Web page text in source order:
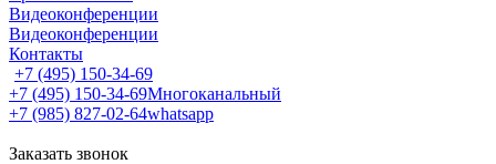
Видеоконференции
Видеоконференции
Контакты
+7 (495) 150-34-69
+7 (495) 150-34-69Многоканальный
+7 (985) 827-02-64whatsapp
Заказать звонок